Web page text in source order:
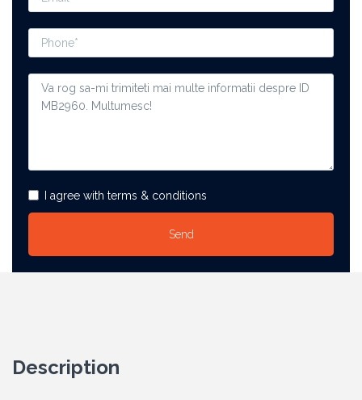
I agree with terms & conditions
Description